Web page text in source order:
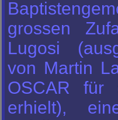
grossen
Lugosi
von Martin
OSCAR für
erhielt),